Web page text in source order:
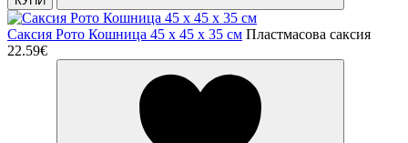
Саксия Рото Кошница 45 x 45 x 35 см Пластмасова саксия
22.59€